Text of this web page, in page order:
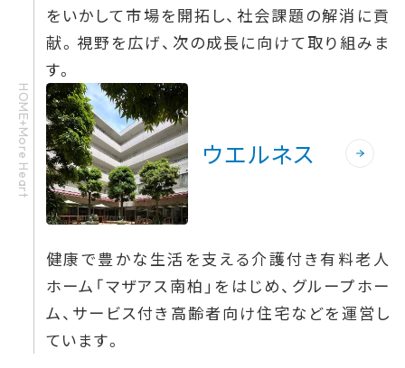
をいかして市場を開拓し、社会課題の解消に貢
献。視野を広げ、次の成長に向けて取り組みま
す。
ウエルネス
HOME+More Heart
健康で豊かな生活を支える介護付き有料老人
ホーム「マザアス南柏」をはじめ、グループホー
ム、サービス付き高齢者向け住宅などを運営し
ています。